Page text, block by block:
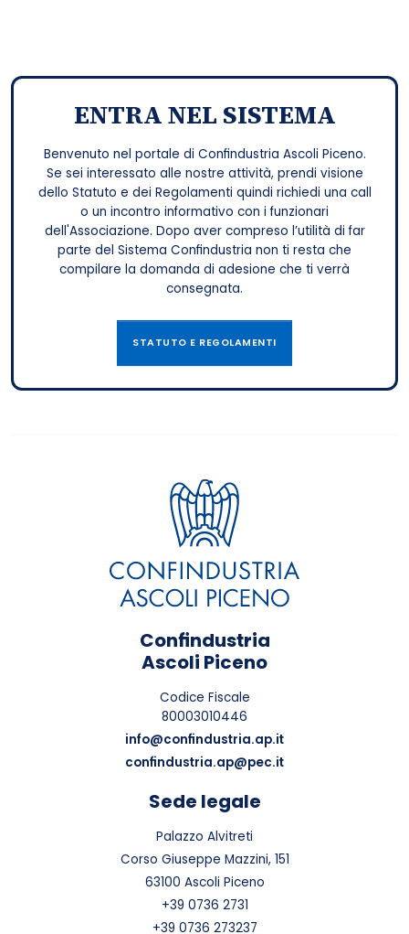
ENTRA NEL SISTEMA
Benvenuto nel portale di Confindustria Ascoli Piceno.
Se sei interessato alle nostre attività, prendi visione
dello Statuto e dei Regolamenti quindi richiedi una call
o un incontro informativo con i funzionari
dell'Associazione. Dopo aver compreso l’utilità di far
parte del Sistema Confindustria non ti resta che
compilare la domanda di adesione che ti verrà
consegnata.
STATUTO E REGOLAMENTI
Confindustria
Ascoli Piceno
Codice Fiscale
80003010446
info@confindustria.ap.it
confindustria.ap@pec.it
Sede legale
Palazzo Alvitreti
Corso Giuseppe Mazzini, 151
63100 Ascoli Piceno
+39 0736 2731
+39 0736 273237